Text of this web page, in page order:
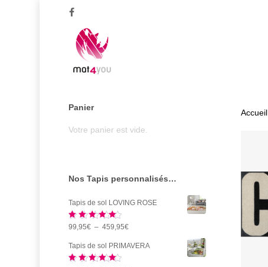
Panier
Votre panier est vide.
Nos Tapis personnalisés…
Tapis de sol LOVING ROSE
Note 5.00
sur 5
99,95€ – 459,95€Plage
de
Tapis de sol PRIMAVERA
Accueil